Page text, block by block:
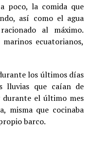
poco, la comida que
así como el agua
al máximo.
ecuatorianos,
los últimos días
lluvias que caían de
durante el último mes
misma que cocinaba
barco.